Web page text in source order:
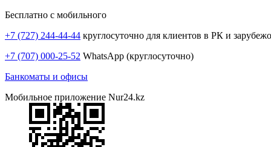
Бесплатно с мобильного
+7 (727) 244-44-44 круглосуточно для клиентов в РК и
+7 (707) 000-25-52 WhatsApp (круглосуточно)
Банкоматы и офисы
Мобильное приложение Nur24.kz